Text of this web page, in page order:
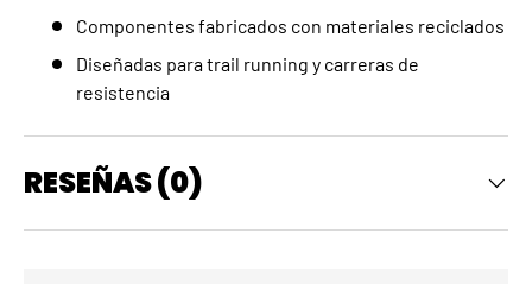
Componentes fabricados con materiales reciclados
Diseñadas para trail running y carreras de
resistencia
RESEÑAS (0)